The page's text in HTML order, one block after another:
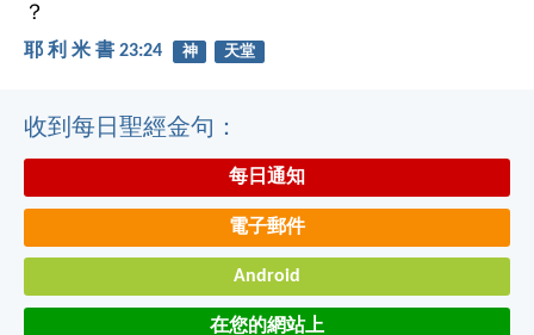
？
耶 利 米 書 23:24 神 天堂
收到每日聖經金句：
每日通知
電子郵件
Android
在您的網站上